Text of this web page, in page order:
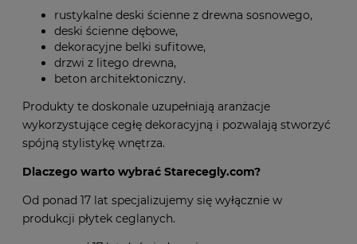
Poza płytkami ceglanymi oferujemy również:
rustykalne deski ścienne z drewna sosnowego,
deski ścienne dębowe,
dekoracyjne belki sufitowe,
drzwi z litego drewna,
beton architektoniczny.
Produkty te doskonale uzupełniają aranżacje
wykorzystujące cegłę dekoracyjną i pozwalają stworzyć
spójną stylistykę wnętrza.
Dlaczego warto wybrać Starecegly.com?
Od ponad 17 lat specjalizujemy się wyłącznie w
produkcji płytek ceglanych.